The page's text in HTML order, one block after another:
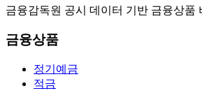
금융감독원 공시 데이터 기반 금융상품
금융상품
정기예금
적금